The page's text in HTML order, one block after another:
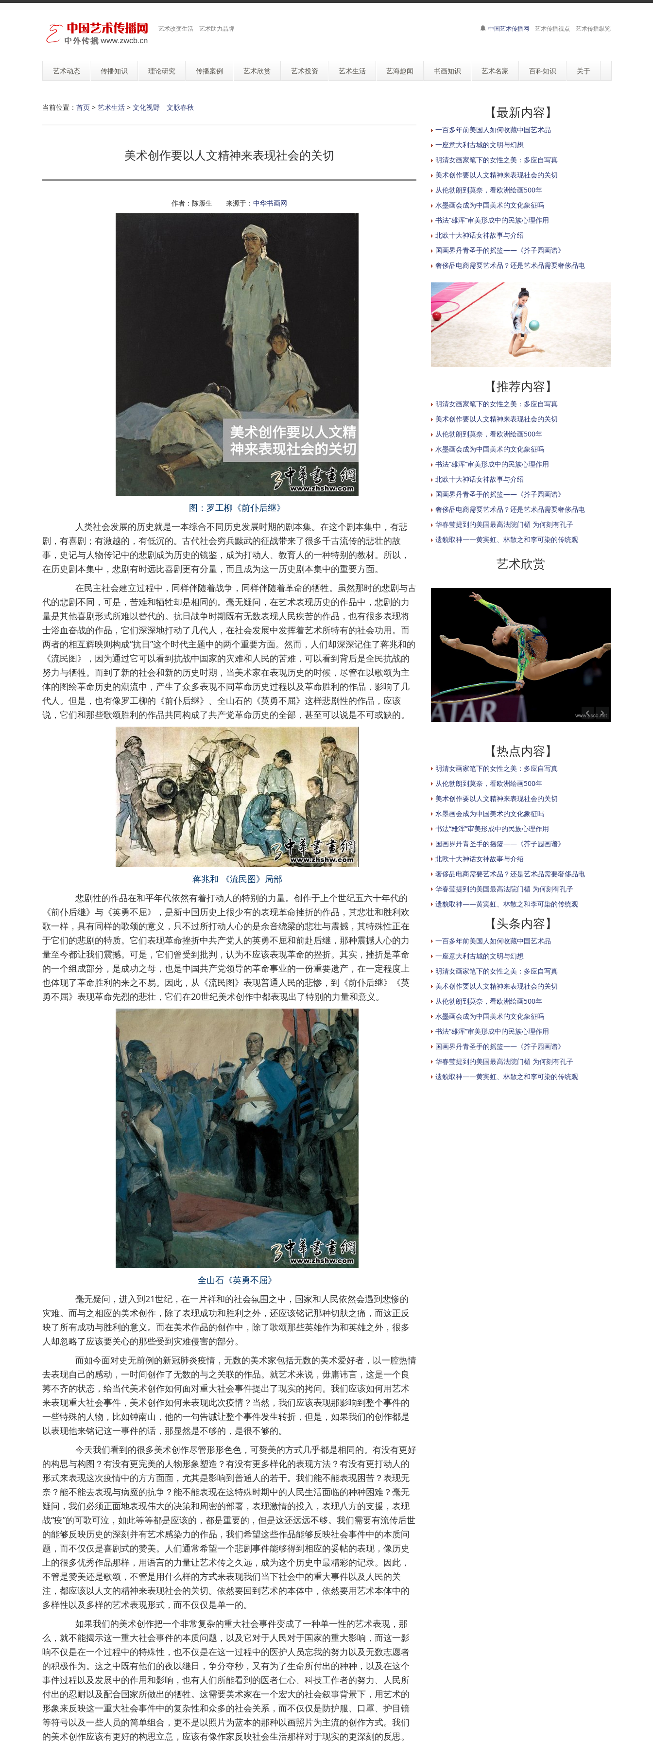
艺术改变生活 艺术助力品牌 中国艺术传播网 艺术传播视点 艺术传播纵览
艺术动态 传播知识 理论研究 传播案例 艺术欣赏 艺术投资 艺术生活 艺海趣闻 书画知识 艺术名家 百科知识 关于
当前位置： 首页 > 艺术生活 > 文化视野 文脉春秋
美术创作要以人文精神来表现社会的关切
作者：陈履生 来源于： 中华书画网
图：罗工柳《前仆后继》
人类社会发展的历史就是一本综合不同历史发展时期的剧本集。在这个剧本集中，有悲
剧，有喜剧；有激越的，有低沉的。古代社会穷兵黩武的征战带来了很多千古流传的悲壮的故
事，史记与人物传记中的悲剧成为历史的镜鉴，成为打动人、教育人的一种特别的教材。所以，
在历史剧本集中，悲剧有时远比喜剧更有分量，而且成为这一历史剧本集中的重要方面。
在民主社会建立过程中，同样伴随着战争，同样伴随着革命的牺牲。虽然那时的悲剧与古
代的悲剧不同，可是，苦难和牺牲却是相同的。毫无疑问，在艺术表现历史的作品中，悲剧的力
量是其他喜剧形式所难以替代的。抗日战争时期既有无数表现人民疾苦的作品，也有很多表现将
士浴血奋战的作品，它们深深地打动了几代人，在社会发展中发挥着艺术所特有的社会功用。而
两者的相互辉映则构成“抗日”这个时代主题中的两个重要方面。然而，人们却深深记住了蒋兆和的
《流民图》，因为通过它可以看到抗战中国家的灾难和人民的苦难，可以看到背后是全民抗战的
努力与牺牲。而到了新的社会和新的历史时期，当美术家在表现历史的时候，尽管在以歌颂为主
体的图绘革命历史的潮流中，产生了众多表现不同革命历史过程以及革命胜利的作品，影响了几
代人。但是，也有像罗工柳的《前仆后继》、全山石的《英勇不屈》这样悲剧性的作品，应该
说，它们和那些歌颂胜利的作品共同构成了共产党革命历史的全部，甚至可以说是不可或缺的。
蒋兆和 《流民图》局部
悲剧性的作品在和平年代依然有着打动人的特别的力量。创作于上个世纪五六十年代的
《前仆后继》与《英勇不屈》，是新中国历史上很少有的表现革命挫折的作品，其悲壮和胜利欢
歌一样，具有同样的歌颂的意义，只不过所打动人心的是余音绕梁的悲壮与震撼，其特殊性正在
于它们的悲剧的特质。它们表现革命挫折中共产党人的英勇不屈和前赴后继，那种震撼人心的力
量至今都让我们震撼。可是，它们曾受到批判，认为不应该表现革命的挫折。其实，挫折是革命
的一个组成部分，是成功之母，也是中国共产党领导的革命事业的一份重要遗产，在一定程度上
也体现了革命胜利的来之不易。因此，从《流民图》表现普通人民的悲惨，到《前仆后继》《英
勇不屈》表现革命先烈的悲壮，它们在20世纪美术创作中都表现出了特别的力量和意义。
全山石《英勇不屈》
毫无疑问，进入到21世纪，在一片祥和的社会氛围之中，国家和人民依然会遇到悲惨的
灾难。而与之相应的美术创作，除了表现成功和胜利之外，还应该铭记那种切肤之痛，而这正反
映了所有成功与胜利的意义。而在美术作品的创作中，除了歌颂那些英雄作为和英雄之外，很多
人却忽略了应该要关心的那些受到灾难侵害的部分。
而如今面对史无前例的新冠肺炎疫情，无数的美术家包括无数的美术爱好者，以一腔热情
去表现自己的感动，一时间创作了无数的与之关联的作品。就艺术来说，毋庸讳言，这是一个良
莠不齐的状态，给当代美术创作如何面对重大社会事件提出了现实的拷问。我们应该如何用艺术
来表现重大社会事件，美术创作如何来表现此次疫情？当然，我们应该表现那影响到整个事件的
一些特殊的人物，比如钟南山，他的一句告诫让整个事件发生转折，但是，如果我们的创作都是
以表现他来铭记这一事件的话，那显然是不够的，是很不够的。
今天我们看到的很多美术创作尽管形形色色，可赞美的方式几乎都是相同的。有没有更好
的构思与构图？有没有更完美的人物形象塑造？有没有更多样化的表现方法？有没有更打动人的
形式来表现这次疫情中的方方面面，尤其是影响到普通人的若干。我们能不能表现困苦？表现无
奈？能不能去表现与病魔的抗争？能不能表现在这特殊时期中的人民生活面临的种种困难？毫无
疑问，我们必须正面地表现伟大的决策和周密的部署，表现激情的投入，表现八方的支援，表现
战“疫”的可歌可泣，如此等等都是应该的，都是重要的，但是这还远远不够。我们需要有流传后世
的能够反映历史的深刻并有艺术感染力的作品，我们希望这些作品能够反映社会事件中的本质问
题，而不仅仅是喜剧式的赞美。人们通常希望一个悲剧事件能够得到相应的妥帖的表现，像历史
上的很多优秀作品那样，用语言的力量让艺术传之久远，成为这个历史中最精彩的记录。因此，
不管是赞美还是歌颂，不管是用什么样的方式来表现我们当下社会中的重大事件以及人民的关
注，都应该以人文的精神来表现社会的关切。依然要回到艺术的本体中，依然要用艺术本体中的
多样性以及多样的艺术表现形式，而不仅仅是单一的。
如果我们的美术创作把一个非常复杂的重大社会事件变成了一种单一性的艺术表现，那
么，就不能揭示这一重大社会事件的本质问题，以及它对于人民对于国家的重大影响，而这一影
响不仅是在一个过程中的特殊性，也不仅是在这一过程中的医护人员忘我的努力以及无数志愿者
的积极作为。这之中既有他们的夜以继日，争分夺秒，又有为了生命所付出的种种，以及在这个
事件过程以及发展中的作用和影响，也有人们所能看到的医者仁心、科技工作者的努力、人民所
付出的忍耐以及配合国家所做出的牺牲。这需要美术家在一个宏大的社会叙事背景下，用艺术的
形象来反映这一重大社会事件中的复杂性和众多的社会关系，而不仅仅是防护服、口罩、护目镜
等符号以及一些人员的简单组合，更不是以照片为蓝本的那种以画照片为主流的创作方式。我们
的美术创作应该有更好的构思立意，应该有像作家反映社会生活那样对于现实的更深刻的反思。
【最新内容】
一百多年前美国人如何收藏中国艺术品
一座意大利古城的文明与幻想
明清女画家笔下的女性之美：多应自写真
美术创作要以人文精神来表现社会的关切
从伦勃朗到莫奈，看欧洲绘画500年
水墨画会成为中国美术的文化象征吗
书法“雄浑”审美形成中的民族心理作用
北欧十大神话女神故事与介绍
国画界丹青圣手的摇篮——《芥子园画谱》
奢侈品电商需要艺术品？还是艺术品需要奢侈品电
【推荐内容】
明清女画家笔下的女性之美：多应自写真
美术创作要以人文精神来表现社会的关切
从伦勃朗到莫奈，看欧洲绘画500年
水墨画会成为中国美术的文化象征吗
书法“雄浑”审美形成中的民族心理作用
北欧十大神话女神故事与介绍
国画界丹青圣手的摇篮——《芥子园画谱》
奢侈品电商需要艺术品？还是艺术品需要奢侈品电
华春莹提到的美国最高法院门楣 为何刻有孔子
遗貌取神——黄宾虹、林散之和李可染的传统观
艺术欣赏
【热点内容】
明清女画家笔下的女性之美：多应自写真
从伦勃朗到莫奈，看欧洲绘画500年
美术创作要以人文精神来表现社会的关切
水墨画会成为中国美术的文化象征吗
书法“雄浑”审美形成中的民族心理作用
国画界丹青圣手的摇篮——《芥子园画谱》
北欧十大神话女神故事与介绍
奢侈品电商需要艺术品？还是艺术品需要奢侈品电
华春莹提到的美国最高法院门楣 为何刻有孔子
遗貌取神——黄宾虹、林散之和李可染的传统观
【头条内容】
一百多年前美国人如何收藏中国艺术品
一座意大利古城的文明与幻想
明清女画家笔下的女性之美：多应自写真
美术创作要以人文精神来表现社会的关切
从伦勃朗到莫奈，看欧洲绘画500年
水墨画会成为中国美术的文化象征吗
书法“雄浑”审美形成中的民族心理作用
国画界丹青圣手的摇篮——《芥子园画谱》
华春莹提到的美国最高法院门楣 为何刻有孔子
遗貌取神——黄宾虹、林散之和李可染的传统观